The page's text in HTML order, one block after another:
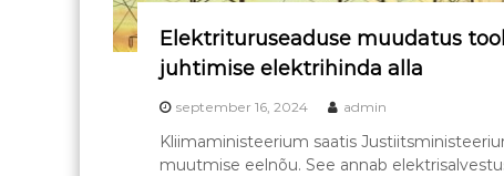
Elektrituruseaduse muudatus
juhtimise elektrihinda alla
september 16, 2024 admin
Kliimaministeerium saatis
muutmise eelnõu. See annab